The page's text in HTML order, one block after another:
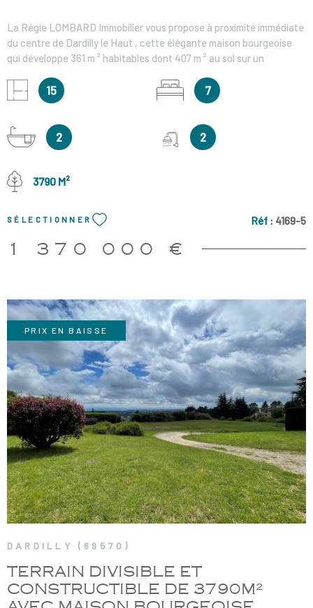
La Régie LOMBARD Immobilier vous propose à proximité immédiate
du centre de Dardilly le Haut , cette élégante maison bourgeoise
qui développe 361 m ² habitables dont 407 m ² au sol sur un
authentique , se compose de 15 pièces , dont 4 séjours , 7
chambres et 4 salles d ’ eau . Elle offre de très beaux volumes et un
peut-être divisé en deux pour créer deux belle maison. Un sous-sol
partiel avec caves complète le bien. Le terrain, en position
environs, dans un environnement calme et privilégié. Classé en
zone URi2C du Plan Local d’Urbanisme, le terrain est divisible et
constructible sous réserve d'obtention des autorisations
administratives. Honoraire à la charge du vendeur Les informations
sur les risques auxquels ce bien est exposé sont disponibles sur le
site Géorisques
15 7
2 2
3790 M²
SÉLECTIONNER Réf : 4169-5
1 370 000 €
DARDILLY (69570)
TERRAIN DIVISIBLE ET
CONSTRUCTIBLE DE 3790M²
PRIX EN BAISSE
VOIR LE BIEN